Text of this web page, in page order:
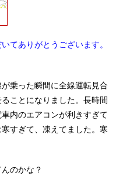
てありがとうございます。
乗った瞬間に全線運転見合
ことになりました。長時間
内のエアコンが利きすぎて
すぎて、凍えてました。寒
のかな？